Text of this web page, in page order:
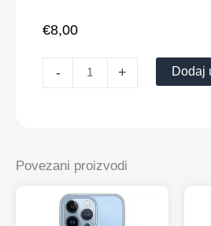
€8,00
- + Dodaj
Povezani proizvodi